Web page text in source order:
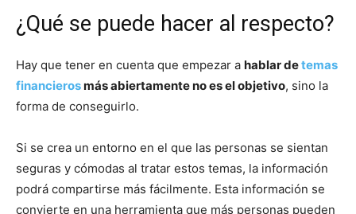
¿Qué se puede hacer al respecto?
Hay que tener en cuenta que empezar a hablar detemas
financierosmás abiertamente no es el objetivo, sino la
forma de conseguirlo.
Si se crea un entorno en el que las personas se sientan
seguras y cómodas al tratar estos temas, la información
podrá compartirse más fácilmente. Esta información se
convierte en una herramienta que más personas pueden